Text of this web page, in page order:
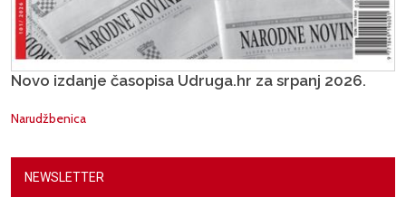
Novo izdanje časopisa Udruga.hr za srpanj 2026.
Narudžbenica
NEWSLETTER